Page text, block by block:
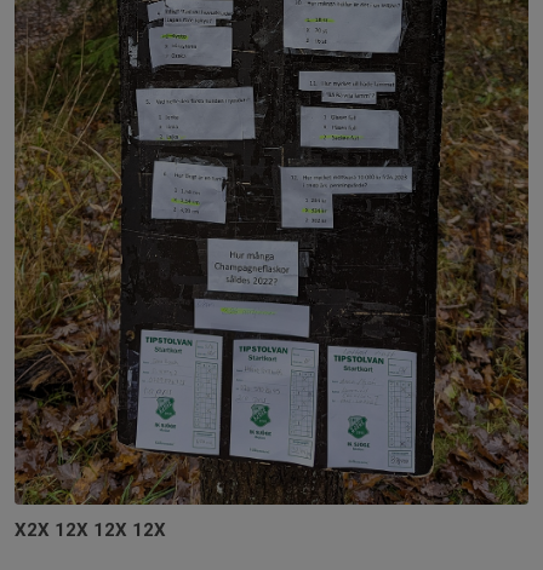
X2X 12X 12X 12X